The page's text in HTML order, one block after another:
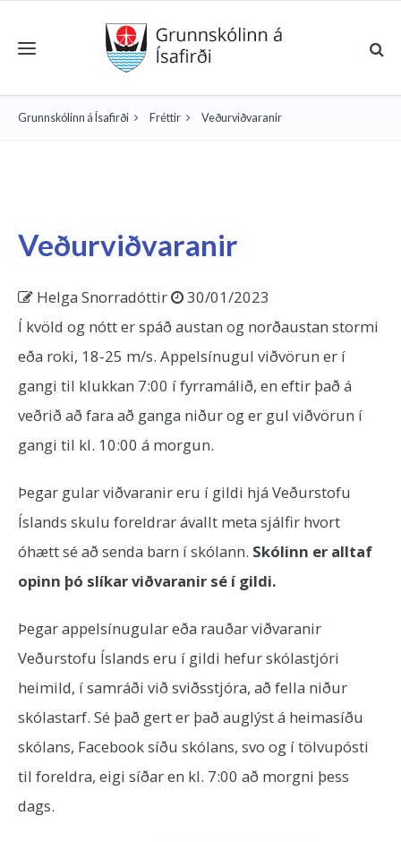
Toggle navigation
Grunnskólinn á Ísafirði Fréttir Veðurviðvaranir
Veðurviðvaranir
Helga Snorradóttir
30/01/2023
Í kvöld og nótt er spáð austan og norðaustan stormi
eða roki, 18-25 m/s. Appelsínugul viðvörun er í
gangi til klukkan 7:00 í fyrramálið, en eftir það á
veðrið að fara að ganga niður og er gul viðvörun í
gangi til kl. 10:00 á morgun.
Þegar gular viðvaranir eru í gildi hjá Veðurstofu
Íslands skulu foreldrar ávallt meta sjálfir hvort
óhætt sé að senda barn í skólann. Skólinn er alltaf
opinn þó slíkar viðvaranir sé í gildi.
Þegar appelsínugular eða rauðar viðvaranir
Veðurstofu Íslands eru í gildi hefur skólastjóri
heimild, í samráði við sviðsstjóra, að fella niður
skólastarf. Sé það gert er það auglýst á heimasíðu
skólans, Facebook síðu skólans, svo og í tölvupósti
til foreldra, eigi síðar en kl. 7:00 að morgni þess
dags.